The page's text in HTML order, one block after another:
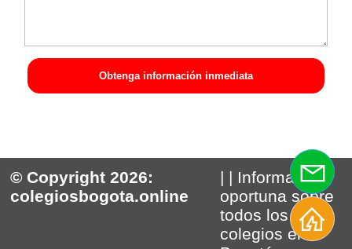
Obtenga información inmediata
© Copyright 2026:
colegiosbogota.online
| | Información
oportuna sobre
todos los
colegios en